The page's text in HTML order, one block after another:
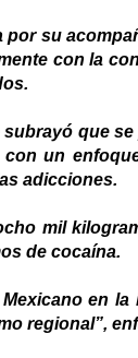
su
con la
que
un
adicciones.
mil
de cocaína.
en
regional”,